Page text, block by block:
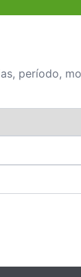
período,